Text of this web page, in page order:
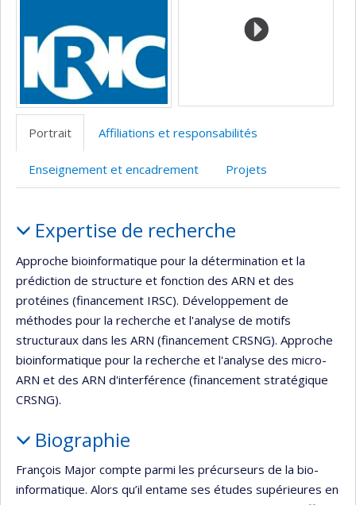
recherche
Portrait Affiliations et responsabilités
Enseignement et encadrement Projets
Expertise de recherche
Approche bioinformatique pour la détermination et la
prédiction de structure et fonction des ARN et des
protéines (financement IRSC). Développement de
méthodes pour la recherche et l'analyse de motifs
structuraux dans les ARN (financement CRSNG). Approche
bioinformatique pour la recherche et l'analyse des micro-
ARN et des ARN d'interférence (financement stratégique
CRSNG).
Biographie
François Major compte parmi les précurseurs de la bio-
informatique. Alors qu’il entame ses études supérieures en